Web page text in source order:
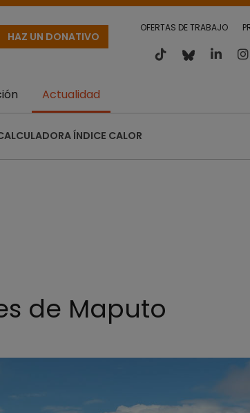
OFERTAS DE TRABAJO
HAZ UN DONATIVO
Actualidad
ÍNDICE CALOR
de Maputo